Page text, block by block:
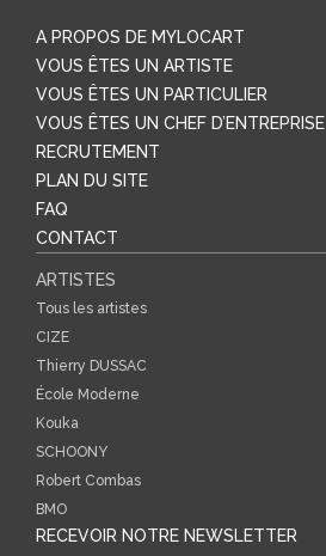
A PROPOS DE MYLOCART
VOUS ÊTES UN ARTISTE
VOUS ÊTES UN PARTICULIER
VOUS ÊTES UN CHEF D’ENTREPRISE
RECRUTEMENT
PLAN DU SITE
FAQ
CONTACT
ARTISTES
Tous les artistes
CIZE
Thierry DUSSAC
École Moderne
Kouka
SCHOONY
Robert Combas
BMO
RECEVOIR NOTRE NEWSLETTER